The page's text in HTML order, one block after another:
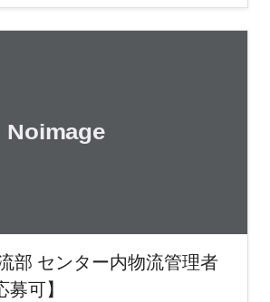
部 センター内物流管理者
募可】